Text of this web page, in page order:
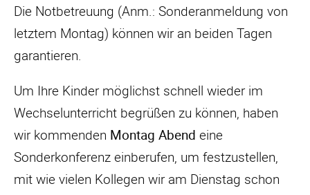
Die Notbetreuung (Anm.: Sonderanmeldung von
letztem Montag) können wir an beiden Tagen
garantieren.
Um Ihre Kinder möglichst schnell wieder im
Wechselunterricht begrüßen zu können, haben
wir kommenden Montag Abend eine
Sonderkonferenz einberufen, um festzustellen,
mit wie vielen Kollegen wir am Dienstag schon